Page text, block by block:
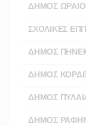
ΔΗΜΟΣ
ΣΧΟΛΙΚΕΣ
ΔΗΜΟΣ
ΔΗΜΟΣ
ΔΗΜΟΣ
ΔΗΜΟΣ